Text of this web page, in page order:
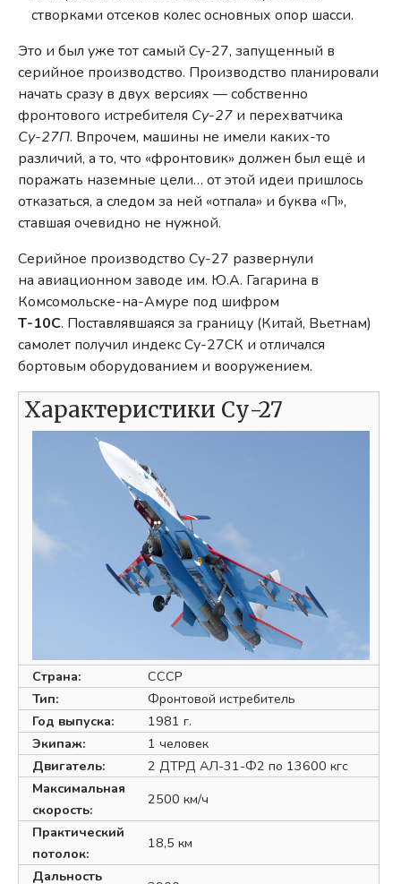
створками отсеков колес основных опор шасси.
Это и был уже тот самый Су-27, запущенный в
серийное производство. Производство планировали
начать сразу в двух версиях — собственно
фронтового истребителя Су-27 и перехватчика
Су-27П. Впрочем, машины не имели каких-то
различий, а то, что «фронтовик» должен был ещё и
поражать наземные цели… от этой идеи пришлось
отказаться, а следом за ней «отпала» и буква «П»,
ставшая очевидно не нужной.
Серийное производство Су-27 развернули
на авиационном заводе им. Ю.А. Гагарина в
Комсомольске-на-Амуре под шифром
Т-10С. Поставлявшаяся за границу (Китай, Вьетнам)
самолет получил индекс Су-27СК и отличался
бортовым оборудованием и вооружением.
Характеристики Су-27
Страна:
СССР
Тип:
Фронтовой истребитель
Год выпуска:
1981 г.
Экипаж:
1 человек
Двигатель:
2 ДТРД АЛ-31-Ф2 по 13600 кгc
Максимальная
скорость:
2500 км/ч
Практический
потолок:
18,5 км
Дальность